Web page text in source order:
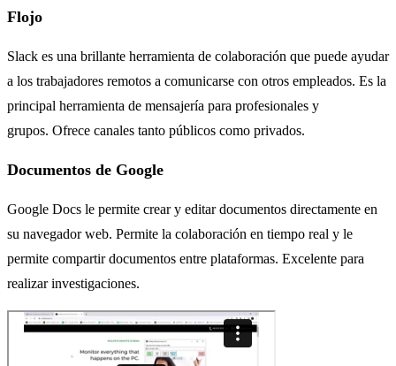
Flojo
Slack es una brillante herramienta de colaboración que puede ayudar
a los trabajadores remotos a comunicarse con otros empleados. Es la
principal herramienta de mensajería para profesionales y
grupos. Ofrece canales tanto públicos como privados.
Documentos de Google
Google Docs le permite crear y editar documentos directamente en
su navegador web. Permite la colaboración en tiempo real y le
permite compartir documentos entre plataformas. Excelente para
realizar investigaciones.